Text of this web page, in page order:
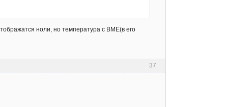
ноли, но температура с BME(в его
37